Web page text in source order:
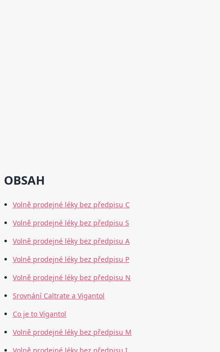
OBSAH
Volně prodejné léky bez předpisu C
Volně prodejné léky bez předpisu S
Volně prodejné léky bez předpisu A
Volně prodejné léky bez předpisu P
Volně prodejné léky bez předpisu N
Srovnání Caltrate a Vigantol
Co je to Vigantol
Volně prodejné léky bez předpisu M